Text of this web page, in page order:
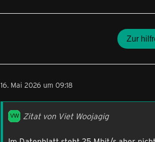
Zur
16. Mai 2026 um 09:18
Zitat von Viet Woojagig